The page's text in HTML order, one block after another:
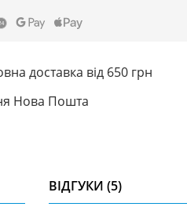
доставка від 650 грн
Нова Пошта
ВІДГУКИ (5)